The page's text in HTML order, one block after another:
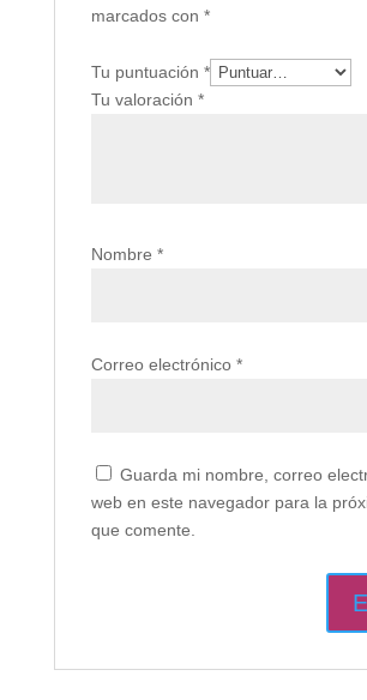
marcados con *
Tu puntuación *
Tu valoración *
Nombre *
Correo electrónico *
Guarda mi nombre, correo
web en este navegador para la
que comente.